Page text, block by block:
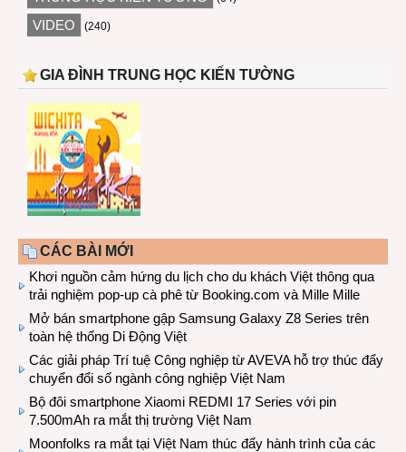
VIDEO (240)
GIA ĐÌNH TRUNG HỌC KIẾN TƯỜNG
CÁC BÀI MỚI
Khơi nguồn cảm hứng du lịch cho du khách Việt thông qua
trải nghiệm pop-up cà phê từ Booking.com và Mille Mille
Mở bán smartphone gập Samsung Galaxy Z8 Series trên
toàn hệ thống Di Động Việt
Các giải pháp Trí tuệ Công nghiệp từ AVEVA hỗ trợ thúc đẩy
chuyển đổi số ngành công nghiệp Việt Nam
Bộ đôi smartphone Xiaomi REDMI 17 Series với pin
7.500mAh ra mắt thị trường Việt Nam
Moonfolks ra mắt tại Việt Nam thúc đẩy hành trình của các